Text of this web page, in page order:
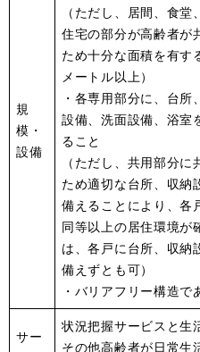
規
模・
設備
（ただし、居間、食
住宅の部分が高齢者が
ため十分な面積を有す
メートル以上）
・各専用部分に、台所
設備、洗面設備、浴室
ること
（ただし、共用部分
ため適切な台所、収納
備えることにより、各
同等以上の居住環境が
は、各戸に台所、収納
備えずとも可）
・バリアフリー構造で
サー
状況把握サービスと生
その他高齢者が日常生